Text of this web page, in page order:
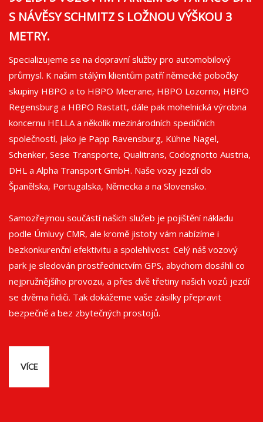
S NÁVĚSY SCHMITZ S LOŽNOU VÝŠKOU 3
METRY.
Specializujeme se na dopravní služby pro automobilový
průmysl. K našim stálým klientům patří německé pobočky
skupiny HBPO a to HBPO Meerane, HBPO Lozorno, HBPO
Regensburg a HBPO Rastatt, dále pak mohelnická výrobna
koncernu HELLA a několik mezinárodních spedičních
společností, jako je Papp Ravensburg, Kühne Nagel,
Schenker, Sese Transporte, Qualitrans, Codognotto Austria,
DHL a Alpha Transport GmbH. Naše vozy jezdí do
Španělska, Portugalska, Německa a na Slovensko.
Samozřejmou součástí našich služeb je pojištění nákladu
podle Úmluvy CMR, ale kromě jistoty vám nabízíme i
bezkonkurenční efektivitu a spolehlivost. Celý náš vozový
park je sledován prostřednictvím GPS, abychom dosáhli co
nejpružnějšího provozu, a přes dvě třetiny našich vozů jezdí
se dvěma řidiči. Tak dokážeme vaše zásilky přepravit
bezpečně a bez zbytečných prostojů.
VÍCE